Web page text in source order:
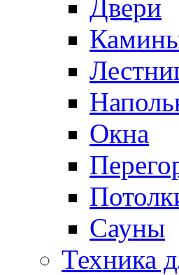
Двери
Окна
Сауны
Техника